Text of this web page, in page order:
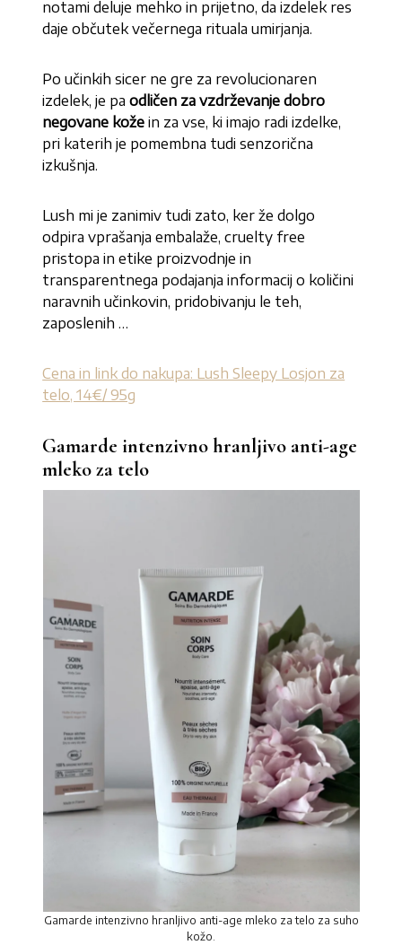
notami deluje mehko in prijetno, da izdelek res
daje občutek večernega rituala umirjanja.
Po učinkih sicer ne gre za revolucionaren
izdelek, je paodličen za vzdrževanje dobro
negovane kože in za vse, ki imajo radi izdelke,
pri katerih je pomembna tudi senzorična
izkušnja.
Lush mi je zanimiv tudi zato, ker že dolgo
odpira vprašanja embalaže, cruelty free
pristopa in etike proizvodnje in
transparentnega podajanja informacij o količini
naravnih učinkovin, pridobivanju le teh,
zaposlenih …
Cena in link do nakupa: Lush Sleepy Losjon za
telo, 14€/ 95g
Gamarde intenzivno hranljivo anti-age
mleko za telo
Gamarde intenzivno hranljivo anti-age mleko za telo za suho
kožo.